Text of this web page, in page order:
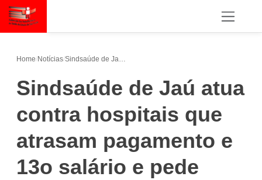
Home/Notícias/
Sindsaúde de Jaú atua
contra hospitais que
atrasam pagamento e
13o salário e pede